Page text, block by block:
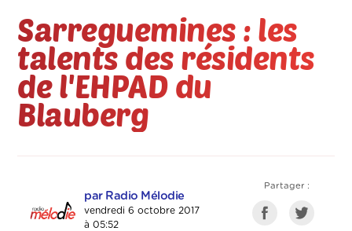
Sarreguemines : les
talents des résidents
de l'EHPAD du
Blauberg
par Radio Mélodie
vendredi 6 octobre 2017
à 05:52
Partager :